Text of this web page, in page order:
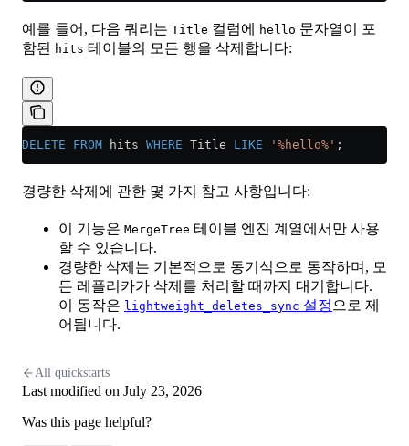
예를 들어, 다음 쿼리는 Title 컬럼에 hello 문자열이 포
함된
hits 테이블의 모든 행을 삭제합니다:
DELETE FROM hits WHERE Title LIKE '%hello%' ;
경량한 삭제에 관한 몇 가지 참고 사항입니다:
이 기능은 MergeTree 테이블 엔진 계열에서만 사용
할 수 있습니다.
경량한 삭제는 기본적으로 동기식으로 동작하며, 모
든 레플리카가 삭제를 처리할 때까지 대기합니다.
이 동작은 lightweight_deletes_sync 설정 으로 제
어됩니다.
All quickstarts
Last modified on July 23, 2026
Was this page helpful?